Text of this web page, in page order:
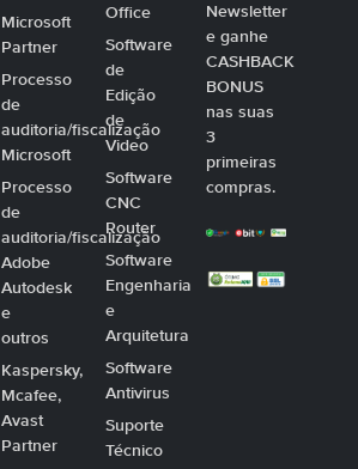
Microsoft
Partner
Processo
de
auditoria/fiscalização
Microsoft
Processo
de
auditoria/fiscalização
Adobe
Autodesk
e
outros
Kaspersky,
Mcafee,
Avast
Partner
Office
Software
de
Edição
de
Video
Software
CNC
Router
Software
Engenharia
e
Arquitetura
Software
Antivirus
Suporte
Técnico
Newsletter
e ganhe
CASHBACK
BONUS
nas suas
3
primeiras
compras.